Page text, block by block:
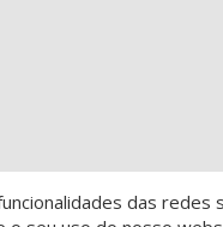
das redes